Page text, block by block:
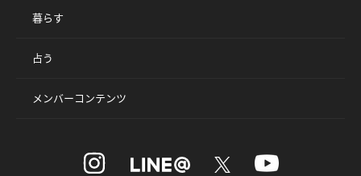
暮らす
占う
メンバーコンテンツ